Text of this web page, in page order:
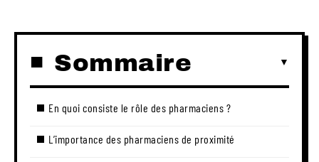
Sommaire
En quoi consiste le rôle des pharmaciens ?
L’importance des pharmaciens de proximité